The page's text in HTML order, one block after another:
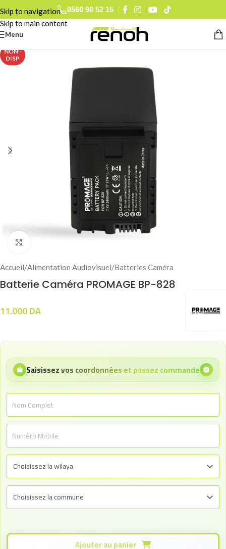
Skip to navigation
Skip to main content
0560 90 52 15
Menu
NON -
DISP
Accueil/Alimentation Audiovisuel/Batteries Caméra
Batterie Caméra PROMAGE BP-828
11.000DA
Saisissez vos coordonnées et passez commande